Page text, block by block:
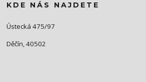
KDE NÁS NAJDETE
Ústecká 475/97
Děčín, 40502